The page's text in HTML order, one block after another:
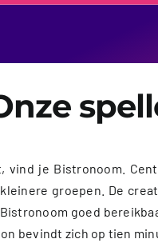
vind je Bistronoom.
groepen. De
goed
bevindt zich op tien